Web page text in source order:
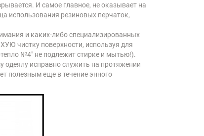
И самое главное, не оказывает на
использования резиновых перчаток,
и каких-либо специализированных
чистку поверхности, используя для
№4" не подлежит стирке и мытью!).
исправно служить на протяжении
полезным еще в течение энного